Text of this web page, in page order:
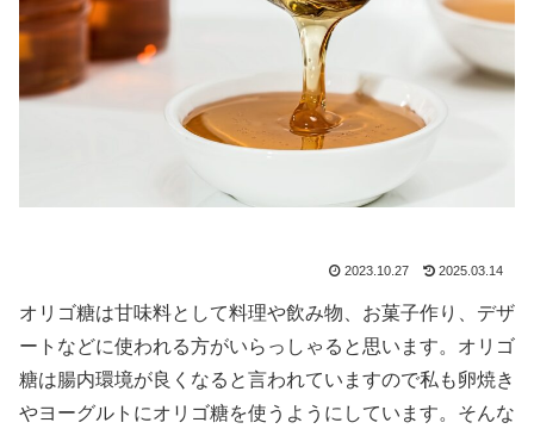
2023.10.27 2025.03.14
オリゴ糖は甘味料として料理や飲み物、お菓子作り、デザ
ートなどに使われる方がいらっしゃると思います。オリゴ
糖は腸内環境が良くなると言われていますので私も卵焼き
やヨーグルトにオリゴ糖を使うようにしています。そんな